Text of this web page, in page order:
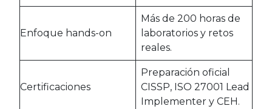
Enfoque hands-on
Más de 200 horas de
laboratorios y retos
reales.
Certificaciones
Preparación oficial
CISSP, ISO 27001 Lead
Implementer y CEH.